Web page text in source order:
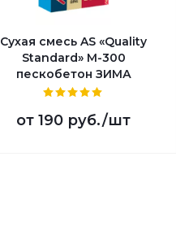
Сухая смесь AS «Quality
Standard» М-300
пескобетон ЗИМА
от 190 руб./шт